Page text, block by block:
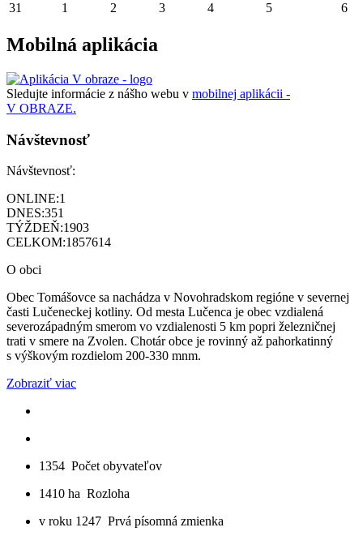
31
1 2 3 4 5 6
Mobilná aplikácia
Sledujte informácie z nášho webu v mobilnej aplikácii -
V OBRAZE.
Návštevnosť
Návštevnosť:
ONLINE:1
DNES:351
TÝŽDEŇ:1903
CELKOM:1857614
O obci
Obec Tomášovce sa nachádza v Novohradskom regióne v severnej
časti Lučeneckej kotliny. Od mesta Lučenca je obec vzdialená
severozápadným smerom vo vzdialenosti 5 km popri železničnej
trati v smere na Zvolen. Chotár obce je rovinný až pahorkatinný
s výškovým rozdielom 200-330 mnm.
Zobraziť viac
1354 Počet obyvateľov
1410 ha Rozloha
v roku 1247 Prvá písomná zmienka